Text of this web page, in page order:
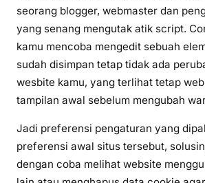
seorang blogger, webmaster dan
yang senang mengutak atik script.
kamu mencoba mengedit sebuah
sudah disimpan tetap tidak ada
wesbite kamu, yang terlihat tetap
tampilan awal sebelum mengubah
Jadi preferensi pengaturan yang
preferensi awal situs tersebut,
dengan coba melihat website